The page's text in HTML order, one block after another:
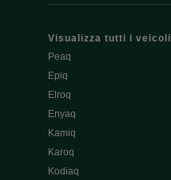
Visualizza tutti i veicoli
Peaq
Epiq
Elroq
Enyaq
Kamiq
Karoq
Kodiaq